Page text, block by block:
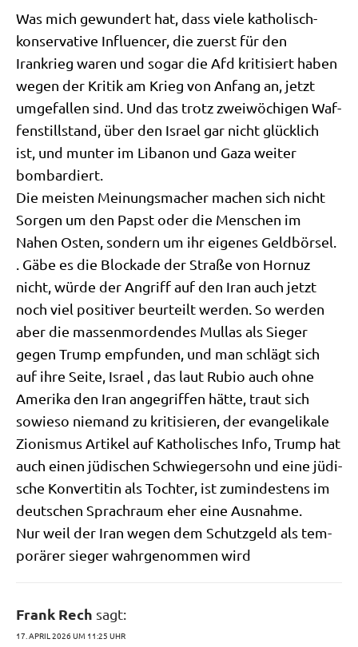
Was mich gewun­dert hat, dass vie­le katho­lisch-
kon­ser­va­ti­ve Influen­cer, die zuerst für den
Irankrieg waren und sogar die Afd kri­ti­siert haben
wegen der Kri­tik am Krieg von Anfang an, jetzt
umge­fal­len sind. Und das trotz zwei­wö­chi­gen Waf­
fen­still­stand, über den Isra­el gar nicht glück­lich
ist, und mun­ter im Liba­non und Gaza wei­ter
bombardiert.
Die mei­sten Mei­nungs­ma­cher machen sich nicht
Sor­gen um den Papst oder die Men­schen im
Nahen Osten, son­dern um ihr eige­nes Geld­bör­sel.
. Gäbe es die Blocka­de der Stra­ße von Hor­nuz
nicht, wür­de der Angriff auf den Iran auch jetzt
noch viel posi­ti­ver beur­teilt wer­den. So wer­den
aber die mas­sen­mor­den­des Mul­las als Sie­ger
gegen Trump emp­fun­den, und man schlägt sich
auf ihre Sei­te, Isra­el , das laut Rubio auch ohne
Ame­ri­ka den Iran ange­grif­fen hät­te, traut sich
sowie­so nie­mand zu kri­ti­sie­ren, der evan­ge­li­ka­le
Zio­nis­mus Arti­kel auf Katho­li­sches Info, Trump hat
auch einen jüdi­schen Schwie­ger­sohn und eine jüdi­
sche Kon­ver­ti­tin als Toch­ter, ist zumin­de­stens im
deut­schen Sprach­raum eher eine Ausnahme.
Nur weil der Iran wegen dem Schutz­geld als tem­
po­rä­rer sie­ger wahr­ge­nom­men wird
Frank Rech sagt:
17. APRIL 2026 UM 11:25 UHR